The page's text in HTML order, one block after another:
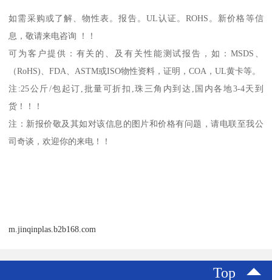
如需采购或了解、物性表。报告。 UL认证。ROHS 。新价格等信
息，敬请来电咨询 ！！
可为客户提供：有关的、及有关性能测试报告，如： MSDS
（RoHS) 、FDA ASTM或ISO物性资料，证明，COA ，UL黄卡等。
注 :25公斤/包起订 批量可折扣 珠三角内到达 国内各地3-4天到
货！！！
注：新报价敬及其如对该信息的图片和价格有问题，请电联至我公
司奇谈，欢迎你的来电！！
m.jinqinplas.b2b168.com
Top